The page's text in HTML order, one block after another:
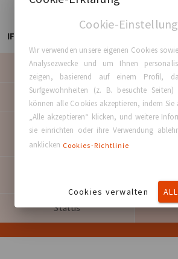
IFU table
Product Name The
Product Lot Number
Corresponding IFU - PCF
Revision
Status
Cookie-
Wir verwenden unsere eigenen Cookies
Analysezwecke und um Ihnen
zeigen, basierend auf einem Profil,
Surfgewohnheiten (z. B. besuchte
können alle Cookies akzeptieren, indem Sie
„Alle akzeptieren“ klicken, und weitere
sie einrichten oder ihre Verwendung
anklicken Cookies-Richtlinie
Cookies verwalten